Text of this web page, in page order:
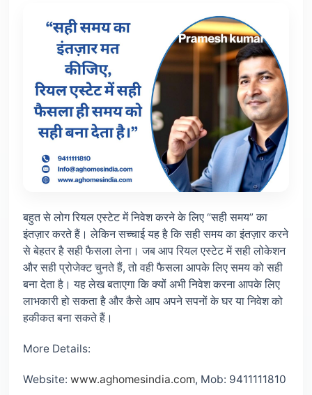
बहुत से लोग रियल एस्टेट में निवेश करने के लिए “सही समय” का
इंतज़ार करते हैं। लेकिन सच्चाई यह है कि सही समय का इंतज़ार करने
से बेहतर है सही फैसला लेना। जब आप रियल एस्टेट में सही लोकेशन
और सही प्रोजेक्ट चुनते हैं, तो वही फैसला आपके लिए समय को सही
बना देता है। यह लेख बताएगा कि क्यों अभी निवेश करना आपके लिए
लाभकारी हो सकता है और कैसे आप अपने सपनों के घर या निवेश को
हकीकत बना सकते हैं।
More Details:
Website: www.aghomesindia.com, Mob: 9411111810